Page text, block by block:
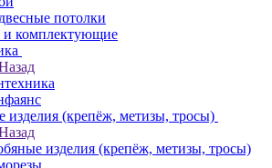
потолки
комплектующие
изделия (крепёж, метизы, тросы)
изделия (крепёж, метизы, тросы)